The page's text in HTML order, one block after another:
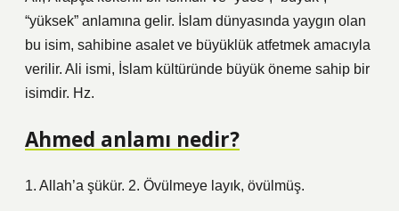
“yüksek” anlamına gelir. İslam dünyasında yaygın olan
bu isim, sahibine asalet ve büyüklük atfetmek amacıyla
verilir. Ali ismi, İslam kültüründe büyük öneme sahip bir
isimdir. Hz.
Ahmed anlamı nedir?
1. Allah’a şükür. 2. Övülmeye layık, övülmüş.